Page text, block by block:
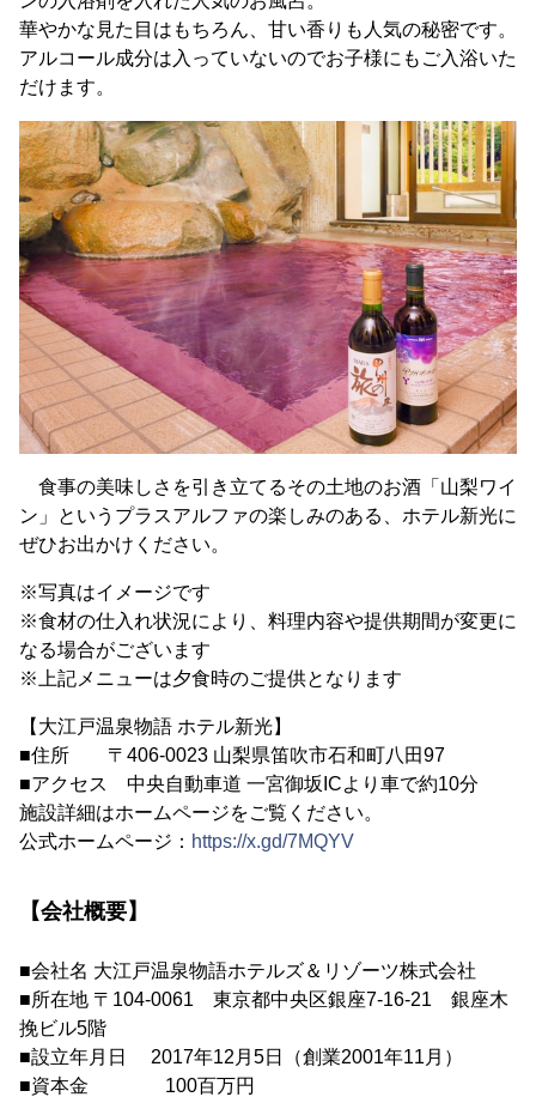
華やかな見た目はもちろん、甘い香りも人気の秘密です。
アルコール成分は入っていないのでお子様にもご入浴いた
だけます。
食事の美味しさを引き立てるその土地のお酒「山梨ワイ
ン」というプラスアルファの楽しみのある、ホテル新光に
ぜひお出かけください。
※写真はイメージです
※食材の仕入れ状況により、料理内容や提供期間が変更に
なる場合がございます
※上記メニューは夕食時のご提供となります
【大江戸温泉物語 ホテル新光】
■住所 〒406-0023 山梨県笛吹市石和町八田97
■アクセス 中央自動車道 一宮御坂ICより車で約10分
施設詳細はホームページをご覧ください。
公式ホームページ： https://x.gd/7MQYV
【会社概要】
■会社名 大江戸温泉物語ホテルズ＆リゾーツ株式会社
■所在地 〒104-0061 東京都中央区銀座7-16-21 銀座木
挽ビル5階
■設立年月日 2017年12月5日（創業2001年11月）
■資本金 100百万円